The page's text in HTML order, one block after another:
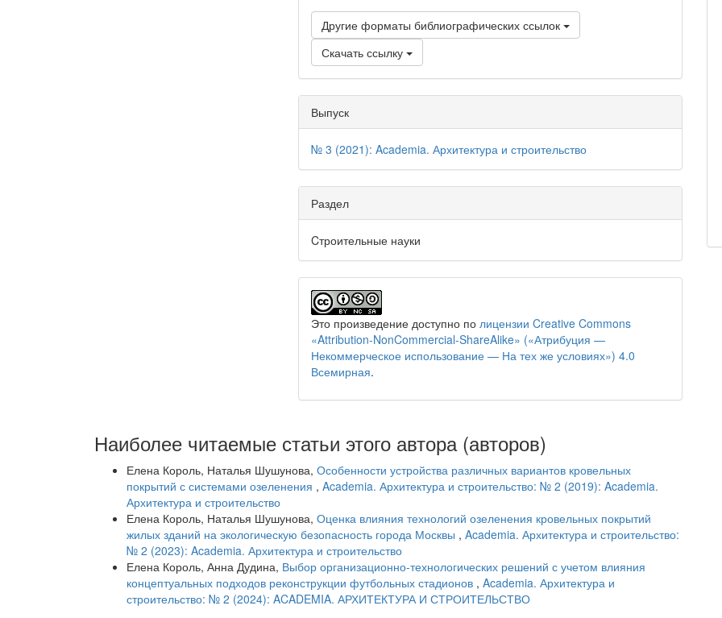
Другие форматы библиографических ссылок
Скачать ссылку
Выпуск
№ 3 (2021): Academia. Архитектура и строительство
Раздел
Cтроительные науки
Это произведение доступно полицензии Creative Commons
«Attribution-NonCommercial-ShareAlike» («Атрибуция —
Некоммерческое использование — На тех же условиях») 4.0
Всемирная.
Наиболее читаемые статьи этого автора (авторов)
Елена Король, Наталья Шушунова, Особенности устройства различных вариантов кровельных
покрытий с системами озеленения , Academia. Архитектура и строительство: № 2 (2019): Academia.
Архитектура и строительство
Елена Король, Наталья Шушунова, Оценка влияния технологий озеленения кровельных покрытий
жилых зданий на экологическую безопасность города Москвы , Academia. Архитектура и строительство:
№ 2 (2023): Academia. Архитектура и строительство
Елена Король, Анна Дудина, Выбор организационно-технологических решений с учетом влияния
концептуальных подходов реконструкции футбольных стадионов , Academia. Архитектура и
строительство: № 2 (2024): ACADEMIA. АРХИТЕКТУРА И СТРОИТЕЛЬСТВО